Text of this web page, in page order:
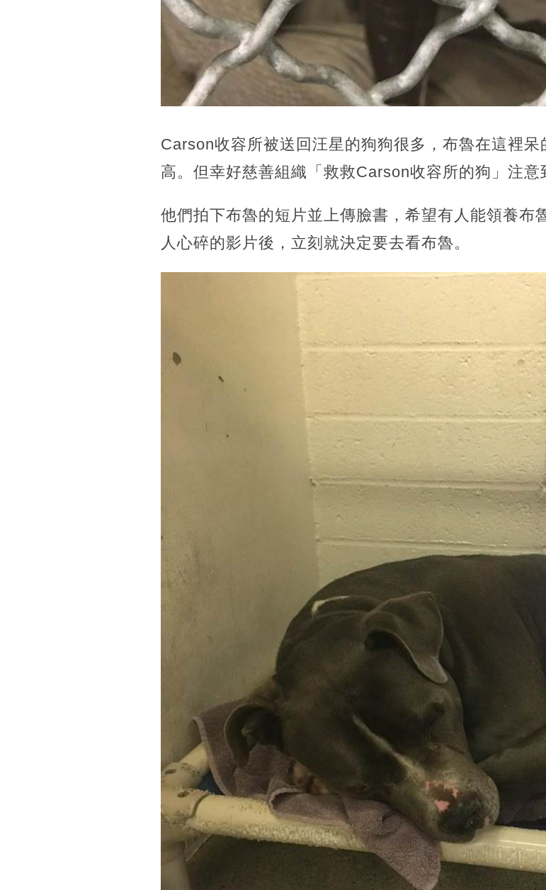
Carson收容所被送回汪星的狗狗很多，布魯在這裡
高。但幸好慈善組織「救救Carson收容所的狗」注意
他們拍下布魯的短片並上傳臉書，希望有人能領養布
人心碎的影片後，立刻就決定要去看布魯。